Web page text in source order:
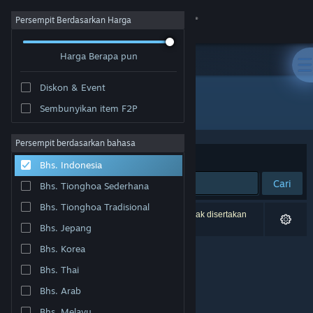
Login
Tentang
Bantuan
Ubah bahasa
Dapatkan Aplikasi Seluler Steam
Lihat situs web desktop
Persempit Berdasarkan Harga
Harga Berapa pun
Diskon & Event
Sembunyikan item F2P
Persempit berdasarkan bahasa
Bhs. Indonesia
Bhs. Tionghoa Sederhana
Bhs. Tionghoa Tradisional
Bhs. Jepang
Bhs. Korea
Bhs. Thai
Bhs. Arab
Semua Produk
Berdasarkan Relevansi
Cari
0 hasil cocok dengan pencarianmu. 2 produk tidak disertakan
berdasarkan preferensimu.